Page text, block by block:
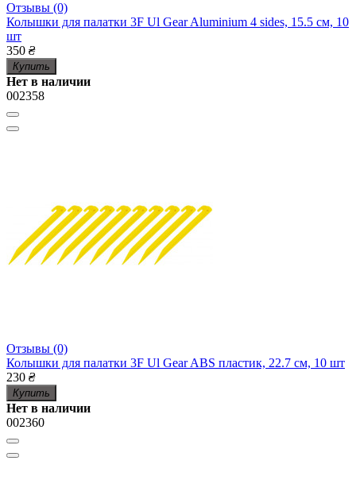
Отзывы (0)
Колышки для палатки 3F Ul Gear Aluminium 4 sides, 15.5 см, 10
шт
350 ₴
Купить
Нет в наличии
002358
Отзывы (0)
Колышки для палатки 3F Ul Gear ABS пластик, 22.7 см, 10 шт
230 ₴
Купить
Нет в наличии
002360